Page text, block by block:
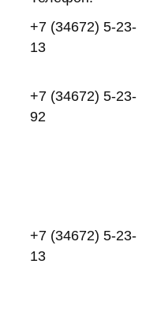
+7 (34672) 5-23-
13
+7 (34672) 5-23-
92
+7 (34672) 5-23-
13